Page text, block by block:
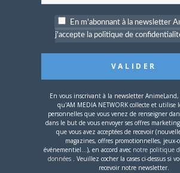
OÙ TROUVER NOS MAGAZINES
Si votre ville n'est pas dans la liste,
En m'abonnant à la newsletter
j'accepte la politique de
En vous inscrivant à la newsletter AnimeLand,
qu'AM MEDIA NETWORK collecte et utilise
personnelles que vous venez de renseigner
dans le but de vous envoyer ses offres
que vous avez acceptées de recevoir
magazines, offres promotionnelles, jeux-
événementiel...), en accord avec notre politique
données . Veuillez cocher la cases ci-dessus si
recevoir notre newsletter.